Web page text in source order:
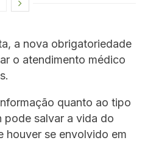
a nova obrigatoriedade
o atendimento médico
quanto ao tipo
pode salvar a vida do
houver se envolvido em